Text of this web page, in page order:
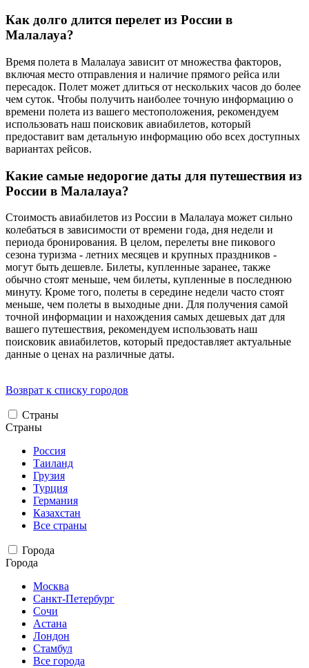
Как долго длится перелет из России в
Малалауа?
Время полета в Малалауа зависит от множества факторов,
включая место отправления и наличие прямого рейса или
пересадок. Полет может длиться от нескольких часов до более
чем суток. Чтобы получить наиболее точную информацию о
времени полета из вашего местоположения, рекомендуем
использовать наш поисковик авиабилетов, который
предоставит вам детальную информацию обо всех доступных
вариантах рейсов.
Какие самые недорогие даты для путешествия из
России в Малалауа?
Стоимость авиабилетов из России в Малалауа может сильно
колебаться в зависимости от времени года, дня недели и
периода бронирования. В целом, перелеты вне пикового
сезона туризма - летних месяцев и крупных праздников -
могут быть дешевле. Билеты, купленные заранее, также
обычно стоят меньше, чем билеты, купленные в последнюю
минуту. Кроме того, полеты в середине недели часто стоят
меньше, чем полеты в выходные дни. Для получения самой
точной информации и нахождения самых дешевых дат для
вашего путешествия, рекомендуем использовать наш
поисковик авиабилетов, который предоставляет актуальные
данные о ценах на различные даты.
Возврат к списку городов
Страны
Страны
Россия
Таиланд
Грузия
Турция
Германия
Казахстан
Все страны
Города
Города
Москва
Санкт-Петербург
Сочи
Астана
Лондон
Стамбул
Все города